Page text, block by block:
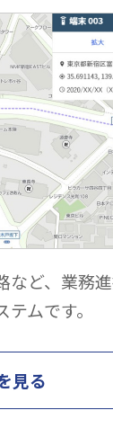
など、業務
ムです。
見る